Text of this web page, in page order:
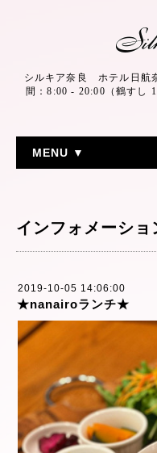
シルキア奈良 ホテル日航
間：8:00 - 20:00（鶴すし
MENU ▼
インフォメーショ
2019-10-05 14:06:00
★nanairoランチ★